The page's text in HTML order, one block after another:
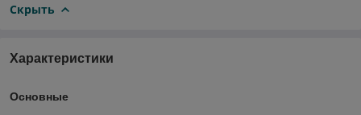
Скрыть
Характеристики
Основные